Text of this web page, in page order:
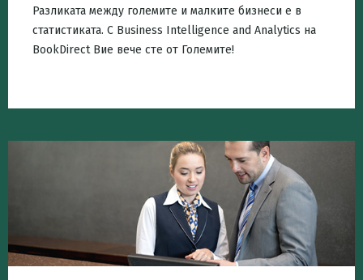
Разликата между големите и малките бизнеси е в
статистиката. С Business Intelligence and Analytics на
BookDirect Вие вече сте от Големите!